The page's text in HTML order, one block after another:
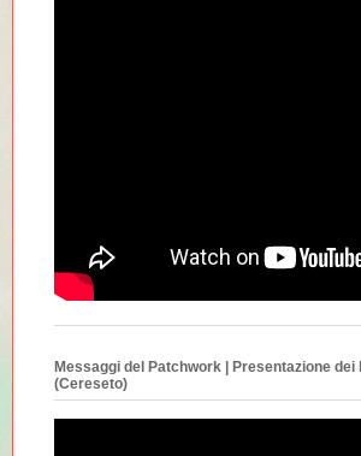
Messaggi del Patchwork | Presentazione dei
(Cereseto)